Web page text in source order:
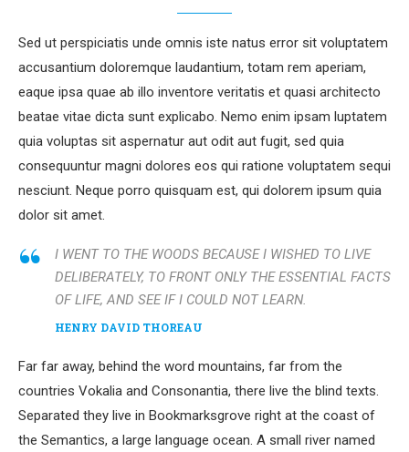
Sed ut perspiciatis unde omnis iste natus error sit voluptatem
accusantium doloremque laudantium, totam rem aperiam,
eaque ipsa quae ab illo inventore veritatis et quasi architecto
beatae vitae dicta sunt explicabo. Nemo enim ipsam luptatem
quia voluptas sit aspernatur aut odit aut fugit, sed quia
consequuntur magni dolores eos qui ratione voluptatem sequi
nesciunt. Neque porro quisquam est, qui dolorem ipsum quia
dolor sit amet.
I WENT TO THE WOODS BECAUSE I WISHED TO LIVE
DELIBERATELY, TO FRONT ONLY THE ESSENTIAL FACTS
OF LIFE, AND SEE IF I COULD NOT LEARN.
HENRY DAVID THOREAU
Far far away, behind the word mountains, far from the
countries Vokalia and Consonantia, there live the blind texts.
Separated they live in Bookmarksgrove right at the coast of
the Semantics, a large language ocean. A small river named